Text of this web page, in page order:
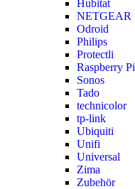
Hubitat
NETGEAR
Odroid
Philips
Protectli
Raspberry Pi
Sonos
Tado
technicolor
tp-link
Ubiquiti
Unifi
Universal
Zima
Zubehör